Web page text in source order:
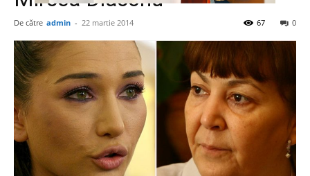
De către admin - 22 martie 2014 0
67